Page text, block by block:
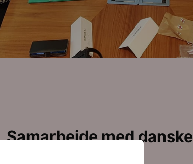
Samarbejde med danske